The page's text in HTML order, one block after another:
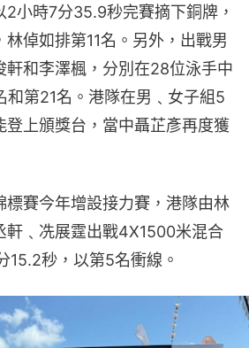
小時7分35.9秒完賽摘下銅牌，
倬如排第11名。另外，出戰男
軒和李澤楓，分別在28位泳手中
和第21名。港隊在男﹑女子組5
登上頒獎台，當中聶芷彥再度獲
標賽今年增設接力賽，港隊由林
軒﹑冼展霆出戰4X1500米混合
15.2秒，以第5名衝線。